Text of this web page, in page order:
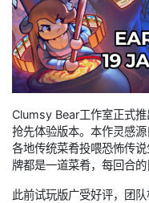
Clumsy Bear工作室正式
抢先体验版本。本作灵感
各地传统菜肴投喂恐怖传
牌都是一道菜肴，每回合
此前试玩版广受好评，团